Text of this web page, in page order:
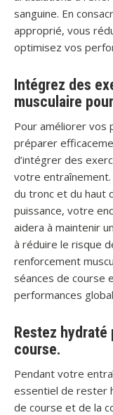
sanguine. En
approprié, vous
optimisez vos
Intégrez des
musculaire
Pour améliorer vos
préparer
d’intégrer des
votre entraînement.
du tronc et du haut
puissance, votre
aidera à maintenir
à réduire le risque
renforcement
séances de course
performances
Restez hydraté
course.
Pendant votre
essentiel de rester
de course et de la